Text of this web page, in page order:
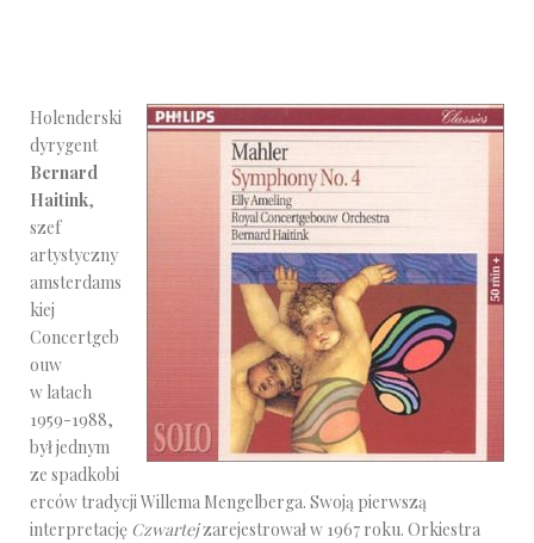
Holenderski
dyrygent
Bernard
Haitink,
szef
artystyczny
amsterdams
kiej
Concertgeb
ouw
w latach
1959-1988,
był jednym
ze spadkobi
erców tradycji Willema Mengelberga. Swoją pierwszą
interpretację Czwartejzarejestrował w 1967 roku. Orkiestra